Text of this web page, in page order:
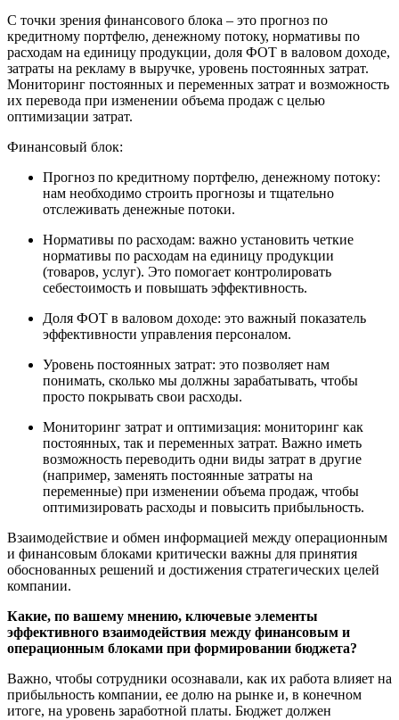
С точки зрения финансового блока – это прогноз по
кредитному портфелю, денежному потоку, нормативы по
расходам на единицу продукции, доля ФОТ в валовом доходе,
затраты на рекламу в выручке, уровень постоянных затрат.
Мониторинг постоянных и переменных затрат и возможность
их перевода при изменении объема продаж с целью
оптимизации затрат.
Финансовый блок:
Прогноз по кредитному портфелю, денежному потоку:
нам необходимо строить прогнозы и тщательно
отслеживать денежные потоки.
Нормативы по расходам: важно установить четкие
нормативы по расходам на единицу продукции
(товаров, услуг). Это помогает контролировать
себестоимость и повышать эффективность.
Доля ФОТ в валовом доходе: это важный показатель
эффективности управления персоналом.
Уровень постоянных затрат: это позволяет нам
понимать, сколько мы должны зарабатывать, чтобы
просто покрывать свои расходы.
Мониторинг затрат и оптимизация: мониторинг как
постоянных, так и переменных затрат. Важно иметь
возможность переводить одни виды затрат в другие
(например, заменять постоянные затраты на
переменные) при изменении объема продаж, чтобы
оптимизировать расходы и повысить прибыльность.
Взаимодействие и обмен информацией между операционным
и финансовым блоками критически важны для принятия
обоснованных решений и достижения стратегических целей
компании.
Какие, по вашему мнению, ключевые элементы
эффективного взаимодействия между финансовым и
операционным блоками при формировании бюджета?
Важно, чтобы сотрудники осознавали, как их работа влияет на
прибыльность компании, ее долю на рынке и, в конечном
итоге, на уровень заработной платы. Бюджет должен